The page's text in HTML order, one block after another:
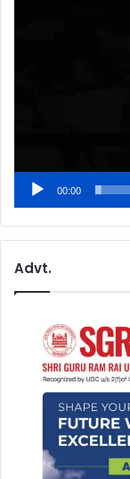
00:00
Advt.